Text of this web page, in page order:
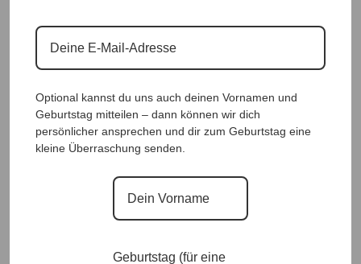
Material:✨
Metall unedel, Kunststoff
Perlenarmband Lucy weiß, Anr.: 4095
Optional kannst du uns auch deinen Vornamen und
Geburtstag mitteilen – dann können wir dich
persönlicher ansprechen und dir zum Geburtstag eine
kleine Überraschung senden.
Geburtstag (für eine